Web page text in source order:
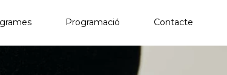
Clica aquí per començar des de l'inici
Programació Contacte